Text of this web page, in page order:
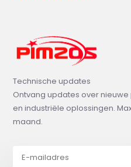
Technische updates
Ontvang updates over
en industriële oplossingen.
maand.